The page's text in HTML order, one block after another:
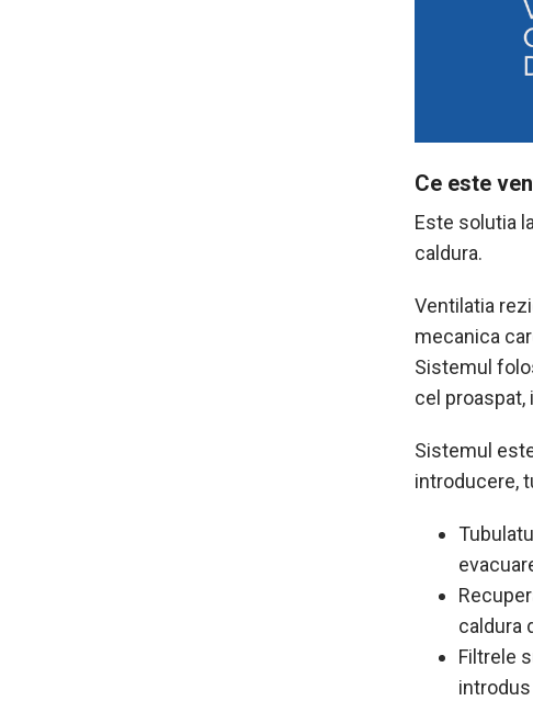
Ce este
Este solutia
caldura.
Ventilatia
mecanica
Sistemul
cel proaspat,
Sistemul
introducere,
caldura
Filtrele